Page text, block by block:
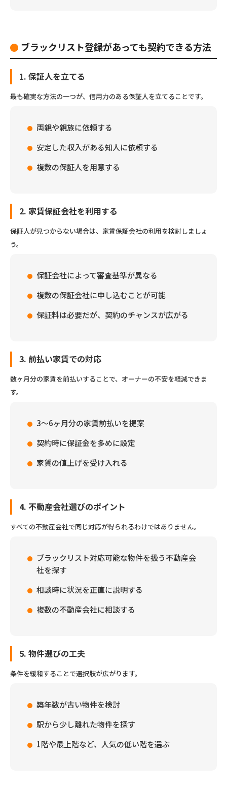
ブラックリスト登録があっても契約できる方法
1. 保証人を立てる
最も確実な方法の一つが、信用力のある保証人を立てることです。
両親や親族に依頼する
安定した収入がある知人に依頼する
複数の保証人を用意する
2. 家賃保証会社を利用する
保証人が見つからない場合は、家賃保証会社の利用を検討しましょ
う。
保証会社によって審査基準が異なる
複数の保証会社に申し込むことが可能
保証料は必要だが、契約のチャンスが広がる
3. 前払い家賃での対応
数ヶ月分の家賃を前払いすることで、オーナーの不安を軽減できま
す。
3～6ヶ月分の家賃前払いを提案
契約時に保証金を多めに設定
家賃の値上げを受け入れる
4. 不動産会社選びのポイント
すべての不動産会社で同じ対応が得られるわけではありません。
ブラックリスト対応可能な物件を扱う不動産会
社を探す
相談時に状況を正直に説明する
複数の不動産会社に相談する
5. 物件選びの工夫
条件を緩和することで選択肢が広がります。
築年数が古い物件を検討
駅から少し離れた物件を探す
1階や最上階など、人気の低い階を選ぶ